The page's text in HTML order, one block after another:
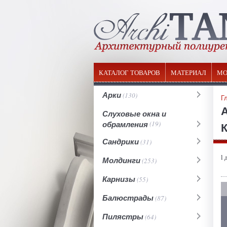
КАТАЛОГ ТОВАРОВ МАТЕРИАЛ
Арки(130)
Слуховые окна и
обрамления(19)
Сандрики(31)
Молдинги(253)
Карнизы(55)
Балюстрады(87)
Пилястры(64)
l